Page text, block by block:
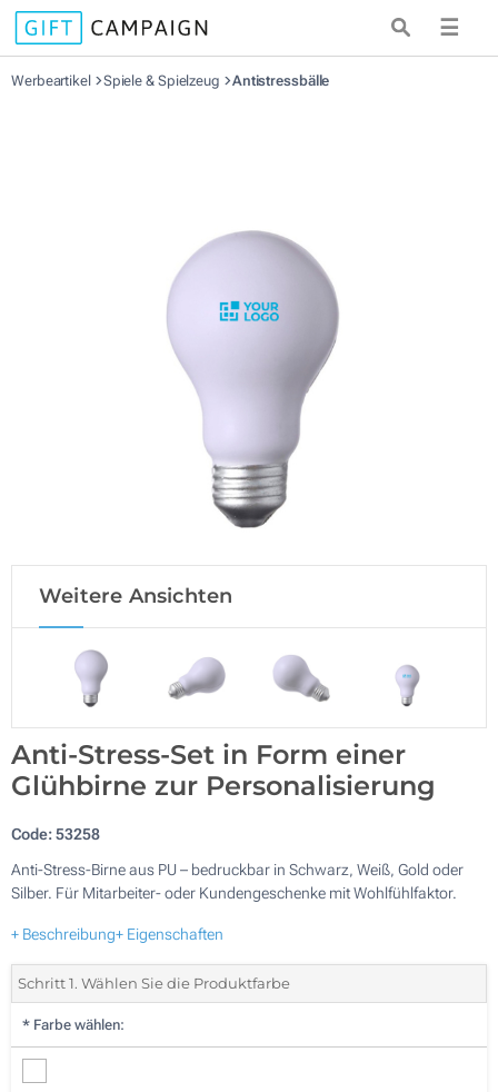
☰
Werbeartikel Spiele & Spielzeug Antistressbälle
Weitere Ansichten
Anti-Stress-Set in Form einer
Glühbirne zur Personalisierung
Code:53258
Anti-Stress-Birne aus PU – bedruckbar in Schwarz, Weiß, Gold oder
Silber. Für Mitarbeiter- oder Kundengeschenke mit Wohlfühlfaktor.
+ Beschreibung+ Eigenschaften
Schritt 1. Wählen Sie die Produktfarbe
* Farbe wählen: